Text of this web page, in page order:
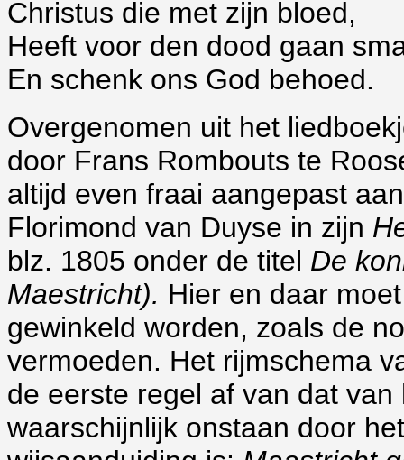
Christus die met zijn bloed,
Heeft voor den dood gaan
En schenk ons God behoed.
Overgenomen uit het
door Frans Rombouts te
altijd even fraai aangepast
Florimond van Duyse in zijn
blz. 1805 onder de titel De
Maestricht). Hier en daar
gewinkeld worden, zoals de
vermoeden. Het rijmschema
de eerste regel af van dat
waarschijnlijk onstaan door